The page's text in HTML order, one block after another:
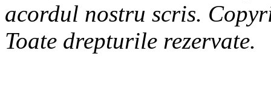
acordul nostru scris.
Toate drepturile rezervate.